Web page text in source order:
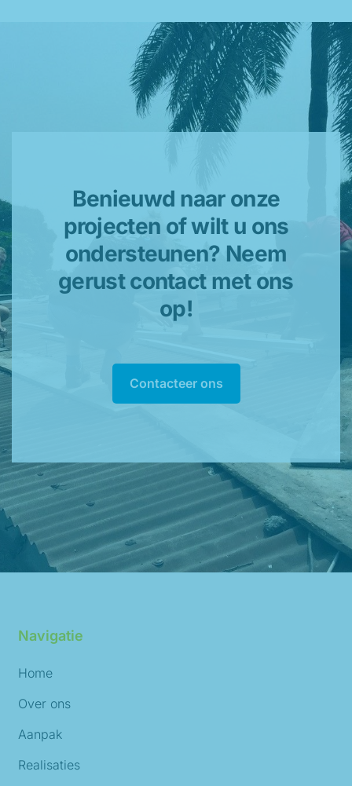
Benieuwd naar onze
projecten of wilt u ons
ondersteunen? Neem
gerust contact met ons
op!
Contacteer ons
Navigatie
Home
Over ons
Aanpak
Realisaties